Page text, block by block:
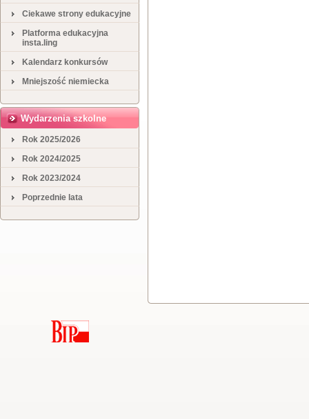
Ciekawe strony edukacyjne
Platforma edukacyjna
insta.ling
Kalendarz konkursów
Mniejszość niemiecka
Wydarzenia szkolne
Rok 2025/2026
Rok 2024/2025
Rok 2023/2024
Poprzednie lata